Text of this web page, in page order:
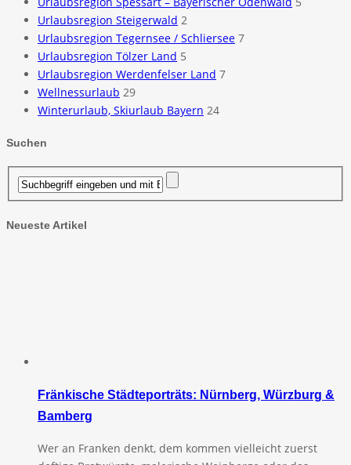
Urlaubsregion Steigerwald 2
Urlaubsregion Tegernsee / Schliersee 7
Urlaubsregion Tölzer Land 5
Urlaubsregion Werdenfelser Land 7
Wellnessurlaub 29
Winterurlaub, Skiurlaub Bayern 24
Suchen
Neueste Artikel
Fränkische Städteporträts: Nürnberg, Würzburg &
Bamberg
Wer an Franken denkt, dem kommen vielleicht zuerst